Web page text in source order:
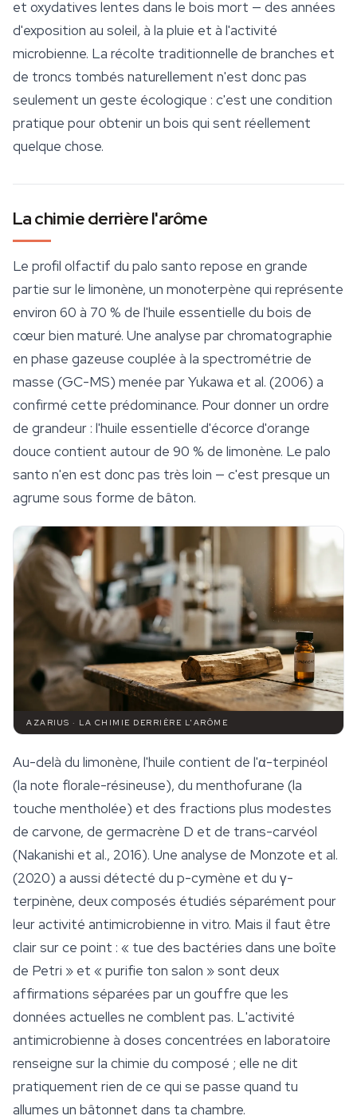
et oxydatives lentes dans le bois mort — des années
d'exposition au soleil, à la pluie et à l'activité
microbienne. La récolte traditionnelle de branches et
de troncs tombés naturellement n'est donc pas
seulement un geste écologique : c'est une condition
pratique pour obtenir un bois qui sent réellement
quelque chose.
La chimie derrière l'arôme
Le profil olfactif du palo santo repose en grande
partie sur le limonène, un monoterpène qui représente
environ 60 à 70 % de l'huile essentielle du bois de
cœur bien maturé. Une analyse par chromatographie
en phase gazeuse couplée à la spectrométrie de
masse (GC-MS) menée par Yukawa et al. (2006) a
confirmé cette prédominance. Pour donner un ordre
de grandeur : l'huile essentielle d'écorce d'orange
douce contient autour de 90 % de limonène. Le palo
santo n'en est donc pas très loin — c'est presque un
agrume sous forme de bâton.
AZARIUS · LA CHIMIE DERRIÈRE L'ARÔME
Au-delà du limonène, l'huile contient de l'α-terpinéol
(la note florale-résineuse), du menthofurane (la
touche mentholée) et des fractions plus modestes
de carvone, de germacrène D et de trans-carvéol
(Nakanishi et al., 2016). Une analyse de Monzote et al.
(2020) a aussi détecté du p-cymène et du γ-
terpinène, deux composés étudiés séparément pour
leur activité antimicrobienne in vitro. Mais il faut être
clair sur ce point : « tue des bactéries dans une boîte
de Petri » et « purifie ton salon » sont deux
affirmations séparées par un gouffre que les
données actuelles ne comblent pas. L'activité
antimicrobienne à doses concentrées en laboratoire
renseigne sur la chimie du composé ; elle ne dit
pratiquement rien de ce qui se passe quand tu
allumes un bâtonnet dans ta chambre.